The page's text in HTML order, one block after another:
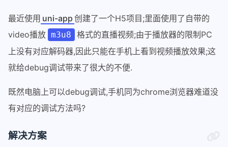
最近使用 uni-app 创建了一个H5项目;里面使用了自带的
video播放 m3u8
格式的直播视频;由于播放器的限制PC
上没有对应解码器,因此只能在手机上看到视频播放效果;这
就给debug调试带来了很大的不便.
既然电脑上可以debug调试,手机同为chrome浏览器难道没
有对应的调试方法吗?
解决方案